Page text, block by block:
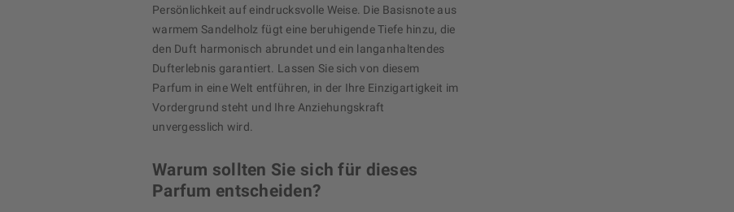
Persönlichkeit auf eindrucksvolle Weise. Die Basisnote aus
warmem Sandelholz fügt eine beruhigende Tiefe hinzu, die
den Duft harmonisch abrundet und ein langanhaltendes
Dufterlebnis garantiert. Lassen Sie sich von diesem
Parfum in eine Welt entführen, in der Ihre Einzigartigkeit im
Vordergrund steht und Ihre Anziehungskraft
unvergesslich wird.
Warum sollten Sie sich für dieses
Parfum entscheiden?